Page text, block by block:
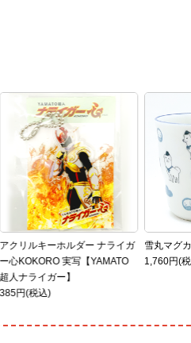
アクリルキーホルダー ナライガ
ー心KOKORO 実写【YAMATO
超人ナライガー】
385円(税込)
雪丸マグ
1,760円(